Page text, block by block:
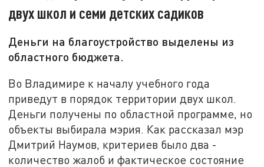
двух школ и семи детских садиков
Деньги на благоустройство выделены из
областного бюджета.
Во Владимире к началу учебного года
приведут в порядок территории двух школ.
Деньги получены по областной программе, но
объекты выбирала мэрия. Как рассказал мэр
Дмитрий Наумов, критериев было два -
количество жалоб и фактическое состояние